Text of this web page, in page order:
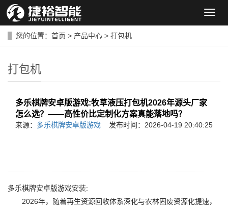
导
您的位置： 首页 > 产品中心 > 打包机
打包机
多乐棋牌安卓版游戏:牧草液压打包机2026年源头厂家
怎么选？——高性价比定制化方案真能落地吗？
来源： 多乐棋牌安卓版游戏 发布时间：2026-04-19 20:40:25
多乐棋牌安卓版游戏安装:
2026年，随着再生资源回收体系深化与农林固废资源化提速，